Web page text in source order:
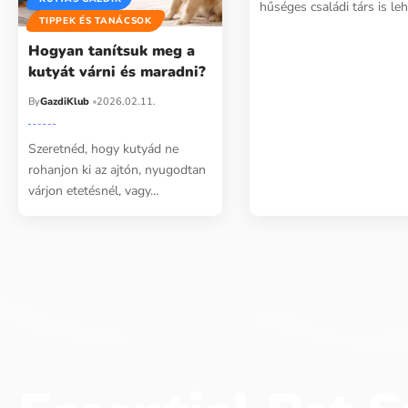
TIPPEK ÉS TANÁCSOK
Hogyan tanítsuk meg a
kutyát várni és maradni?
ByGazdiKlub 2026.02.11.
Szeretnéd, hogy kutyád ne
rohanjon ki az ajtón, nyugodtan
várjon etetésnél, vagy…
hűséges családi társ is